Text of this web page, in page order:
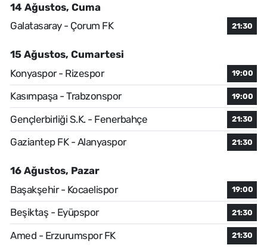
14 Ağustos, Cuma
Galatasaray - Çorum FK
21:30
15 Ağustos, Cumartesi
Konyaspor - Rizespor
19:00
Kasımpaşa - Trabzonspor 19:00
Gençlerbirliği S.K. - Fenerbahçe 21:30
Gaziantep FK - Alanyaspor 21:30
16 Ağustos, Pazar
Başakşehir - Kocaelispor
19:00
Beşiktaş - Eyüpspor 21:30
Amed - Erzurumspor FK 21:30